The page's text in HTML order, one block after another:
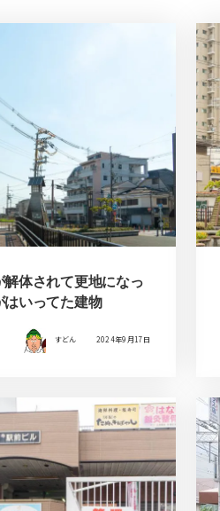
体されて更地になっ
はいってた建物
すどん 2024年9月17日